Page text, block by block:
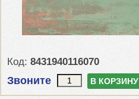
Код: 8431940116070
Звоните В КОРЗИНУ